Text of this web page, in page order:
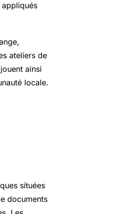
ateliers de
ainsi
locale.
situées
documents